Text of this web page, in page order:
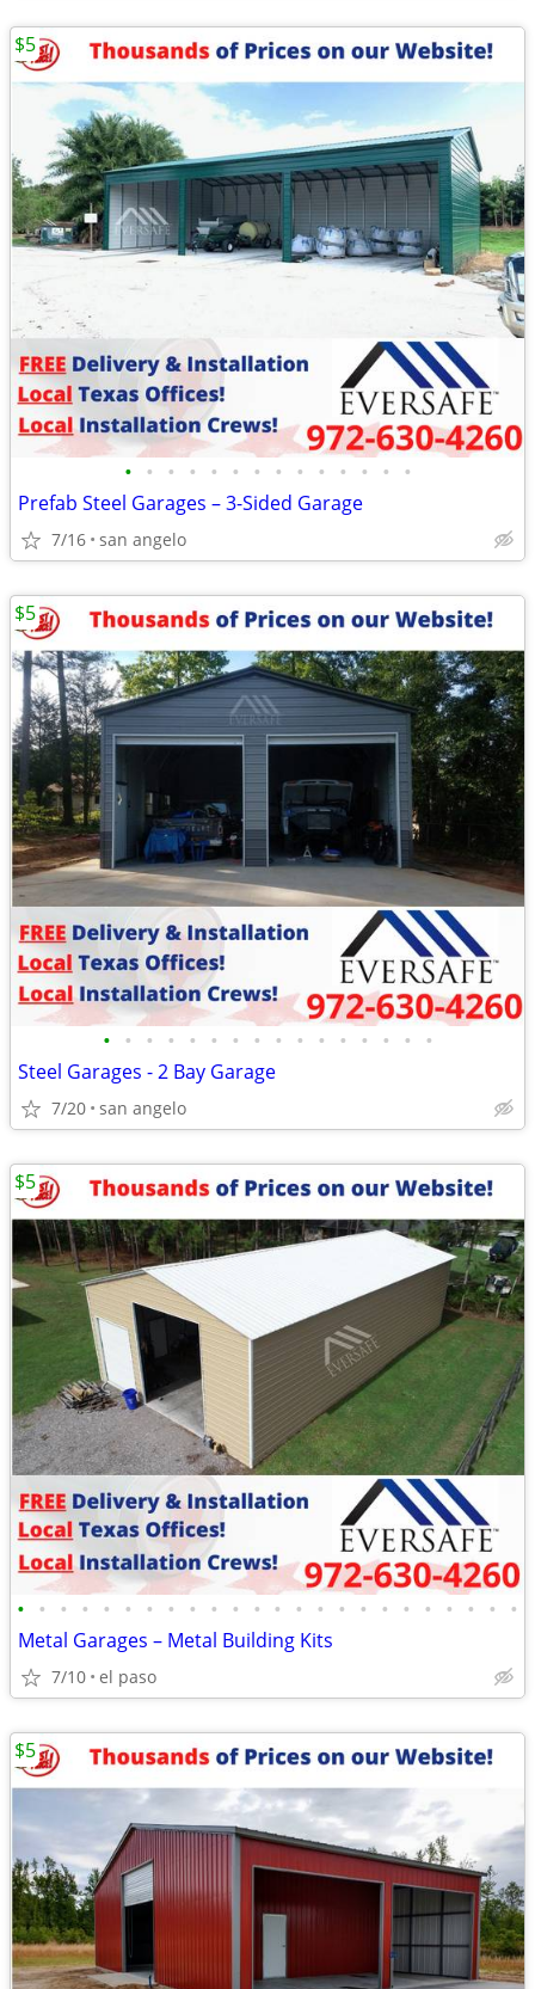
• • • • • • • • • • • • • •
Prefab Steel Garages – 3-Sided Garage
7/16 san angelo
$5
• • • • • • • • • • • • • • • •
Steel Garages - 2 Bay Garage
7/20 san angelo
$5
• • • • • • • • • • • • • • • • • • • • • • • •
Metal Garages – Metal Building Kits
7/10 el paso
$5
$5